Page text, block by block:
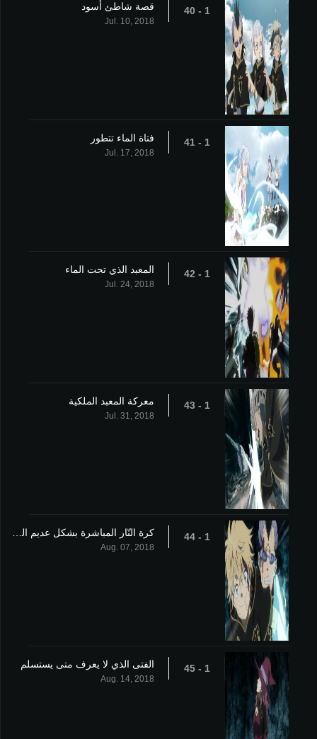
1 - 40 قصة شاطئ أسود
Jul. 10, 2018
1 - 41 فتاة الماء تتطور
Jul. 17, 2018
1 - 42 المعبد الذي تحت الماء
Jul. 24, 2018
1 - 43 معركة المعبد الملكية
Jul. 31, 2018
1 - 44
Aug. 07, 2018
1 - 45 الفتى الذي لا يعرف متى يستسلم
Aug. 14, 2018